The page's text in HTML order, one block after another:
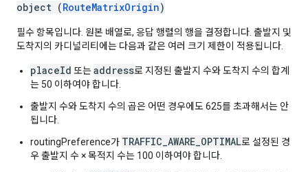
object (RouteMatrixOrigin)
필수 항목입니다. 원본 배열로, 응답 행렬의 행을 결정합니다. 출발지 및
도착지의 카디널리티에는 다음과 같은 여러 크기 제한이 적용됩니다.
placeId 또는address로 지정된 출발지 수와 도착지 수의 합계
는 50 이하여야 합니다.
출발지 수와 도착지 수의 곱은 어떤 경우에도 625를 초과해서는 안
됩니다.
routingPreference가 TRAFFIC_AWARE_OPTIMAL로 설정된 경
우 출발지 수 × 목적지 수는 100 이하여야 합니다.